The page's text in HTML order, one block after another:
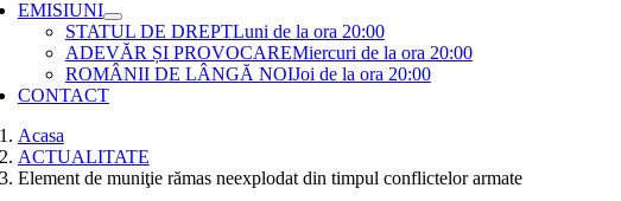
EMISIUNI
STATUL DE DREPTLuni de la ora 20:00
ADEVĂR ȘI PROVOCAREMiercuri de la ora 20:00
ROMÂNII DE LÂNGĂ NOIJoi de la ora 20:00
CONTACT
Acasa
ACTUALITATE
Element de muniţie rămas neexplodat din timpul conflictelor armate